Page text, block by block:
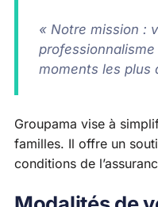
« Notre mission :
moments les plus
Groupama vise à
familles. Il offre un
conditions de